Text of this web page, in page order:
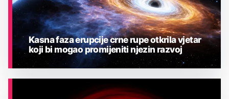
Kasna faza erupcije crne rupe otkrila vjetar
koji bi mogao promijeniti njezin razvoj